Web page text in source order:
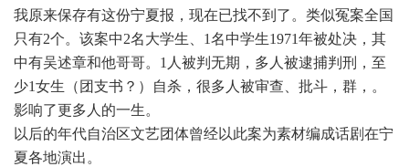
我原来保存有这份宁夏报，现在已找不到了。类似冤案全国
只有2个。该案中2名大学生、1名中学生1971年被处决，其
中有吴述章和他哥哥。1人被判无期，多人被逮捕判刑，至
少1女生（团支书？）自杀，很多人被审查、批斗，群，。
影响了更多人的一生。
以后的年代自治区文艺团体曾经以此案为素材编成话剧在宁
夏各地演出。